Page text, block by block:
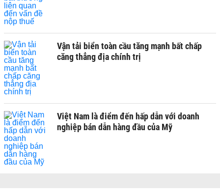
Vận tải biển toàn cầu tăng mạnh bất chấp
căng thẳng địa chính trị
Việt Nam là điểm đến hấp dẫn với doanh
nghiệp bán dẫn hàng đầu của Mỹ